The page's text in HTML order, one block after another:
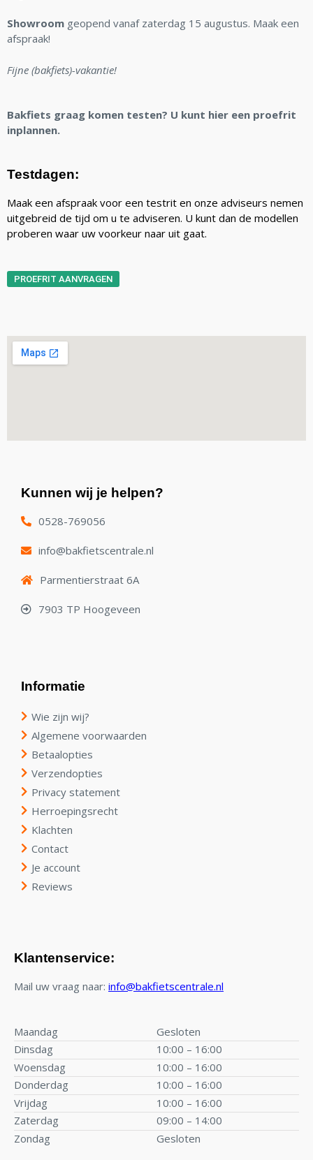
Showroom geopend vanaf zaterdag 15 augustus. Maak een
afspraak!
Fijne (bakfiets)-vakantie!
Bakfiets graag komen testen? U kunt hier een proefrit
inplannen.
Testdagen:
Maak een afspraak voor een testrit en onze adviseurs nemen
uitgebreid de tijd om u te adviseren. U kunt dan de modellen
proberen waar uw voorkeur naar uit gaat.
PROEFRIT AANVRAGEN
Kunnen wij je helpen?
0528-769056
info@bakfietscentrale.nl
Parmentierstraat 6A
7903 TP Hoogeveen
Informatie
Wie zijn wij?
Algemene voorwaarden
Betaalopties
Verzendopties
Privacy statement
Herroepingsrecht
Klachten
Contact
Je account
Reviews
Klantenservice:
Mail uw vraag naar: info@bakfietscentrale.nl
Maandag
Gesloten
Dinsdag
10:00 – 16:00
Woensdag
10:00 – 16:00
Donderdag
10:00 – 16:00
Vrijdag
10:00 – 16:00
Zaterdag
09:00 – 14:00
Zondag
Gesloten